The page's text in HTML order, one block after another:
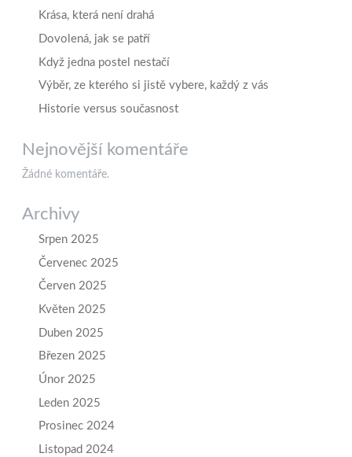
Krása, která není drahá
Dovolená, jak se patří
Když jedna postel nestačí
Výběr, ze kterého si jistě vybere, každý z vás
Historie versus současnost
Nejnovější komentáře
Žádné komentáře.
Archivy
Srpen 2025
Červenec 2025
Červen 2025
Květen 2025
Duben 2025
Březen 2025
Únor 2025
Leden 2025
Prosinec 2024
Listopad 2024